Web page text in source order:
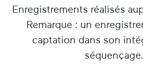
Enregistrements réalisés
Remarque : un
captation dans son
séquençage.